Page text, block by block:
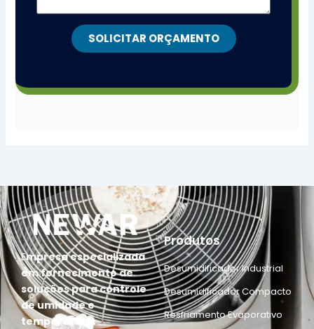
SOLICITAR ORÇAMENTO
Empresa especializada
em fornecimento de
soluções para controle
de umidade e
temperatura.
Produtos
Desumidificador Industrial
Desumidificador Compacto
Resfriamento Evaporativo